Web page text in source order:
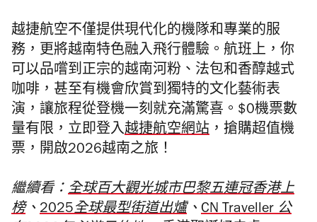
越捷航空不僅提供現代化的機隊和專業的服
務，更將越南特色融入飛行體驗。航班上，你
可以品嚐到正宗的越南河粉、法包和香醇越式
咖啡，甚至有機會欣賞到獨特的文化藝術表
演，讓旅程從登機一刻就充滿驚喜 。 $0機票數
量有限，立即登入越捷航空網站 ， 搶購超值機
票，開啟2026越南之旅！
繼續看： 全球百大觀光城市巴黎五連冠香港上
榜、 2025全球最型街道出爐 、 CN Traveller 公